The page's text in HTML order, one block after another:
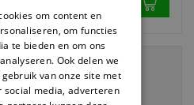
Lager
heute versendet>
om content en
om functies
te bieden en om ons
Ook delen we
van onze site met
social media, adverteren